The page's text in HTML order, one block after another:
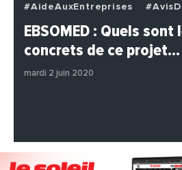
#AideAuxEntreprises
#BuzzNews
#Decideurs
#Entreprises
#Institutions
EBSOMED : Quels
concrets de ce projet…
mardi 2 juin 2020